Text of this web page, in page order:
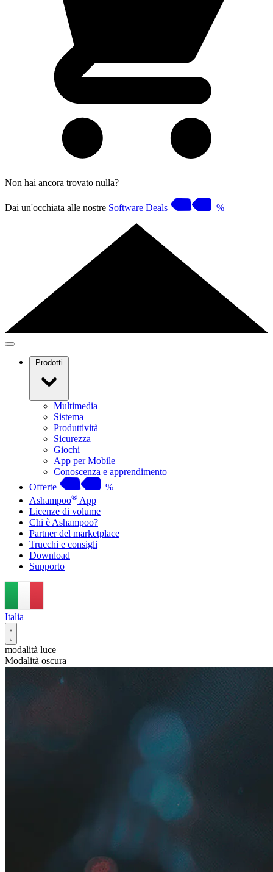
Non hai ancora trovato nulla?
Dai un'occhiata alle nostre Software Deals %
Prodotti
Multimedia
Sistema
Produttività
Sicurezza
Giochi
App per Mobile
Conoscenza e apprendimento
Offerte
%
Ashampoo® App
Licenze di volume
Chi è Ashampoo?
Partner del marketplace
Trucchi e consigli
Download
Supporto
Italia
modalità luce
Modalità oscura